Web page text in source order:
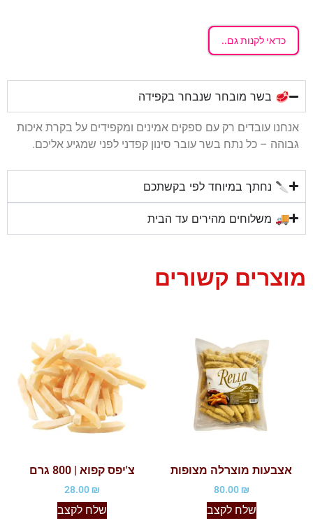
כדאי לקנות גם..
🥩 בשר מובחר שנבחר בקפידה
אנחנו עובדים רק עם ספקים אמינים ומקפידים על בקרת איכות
גבוהה – כל נתח בשר עובר סינון קפדני לפני שמגיע אליכם.
🔪 נחתך במיוחד לפי בקשתכם
🚚 משלוחים מהירים עד הבית
מוצרים קשורים
אצבעות מוצרלה מצופות
80.00₪
שלח לקצב
‫צ'יפס קפוא | 800 גרם
28.00₪
שלח לקצב